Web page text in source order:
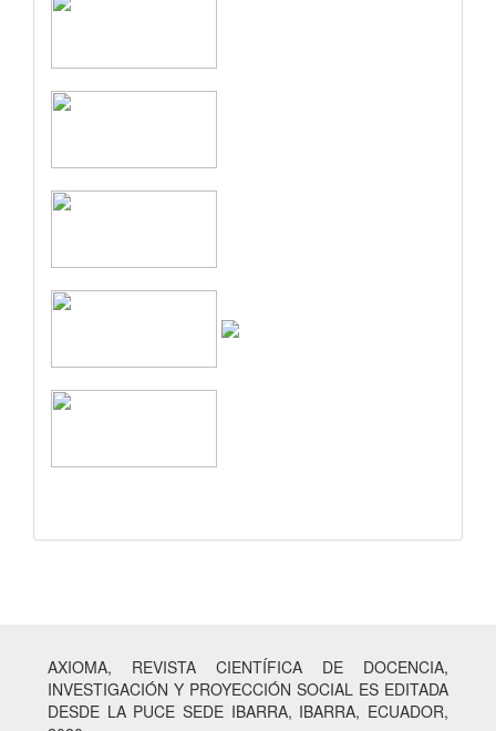
AXIOMA, REVISTA CIENTÍFICA DE DOCENCIA,
INVESTIGACIÓN Y PROYECCIÓN SOCIAL ES EDITADA
DESDE LA PUCE SEDE IBARRA, IBARRA, ECUADOR,